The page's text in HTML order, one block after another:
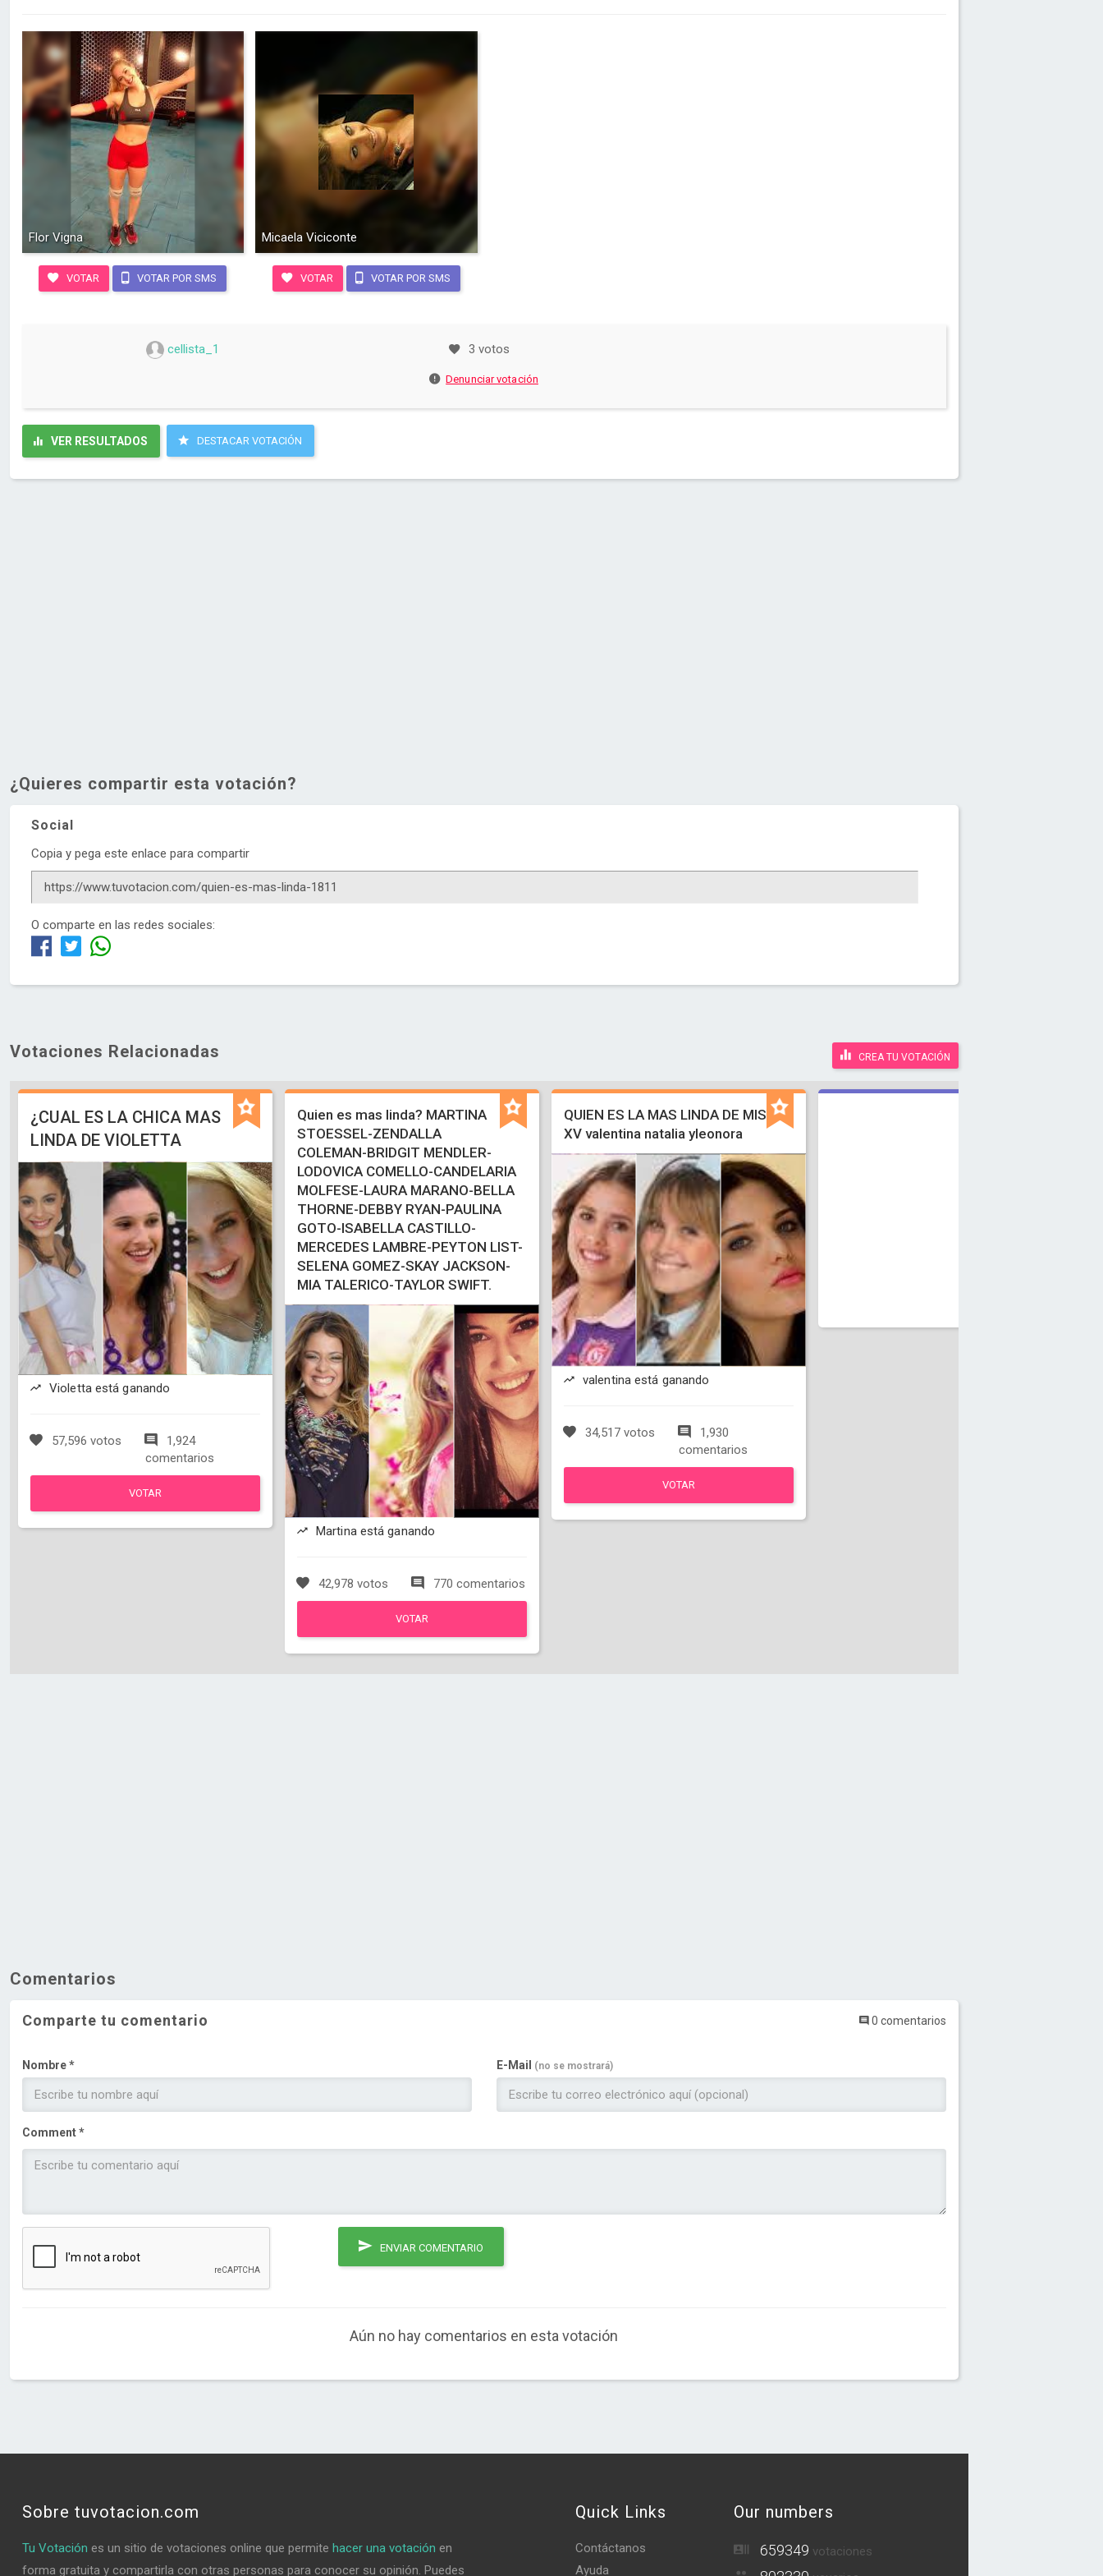
Flor Vigna
VOTAR VOTAR POR SMS
Micaela Viciconte
VOTAR VOTAR POR SMS
cellista_1 3 votos
Denunciar votación
VER RESULTADOS DESTACAR VOTACIÓN
¿Quieres compartir esta votación?
Social
Copia y pega este enlace para compartir
O comparte en las redes sociales:
Votaciones Relacionadas CREA TU VOTACIÓN
¿CUAL ES LA CHICA MAS
LINDA DE VIOLETTA
Violetta está ganando
57,596 votos
1,924
comentarios
VOTAR
Quien es mas linda? MARTINA
STOESSEL-ZENDALLA
COLEMAN-BRIDGIT MENDLER-
LODOVICA COMELLO-CANDELARIA
MOLFESE-LAURA MARANO-BELLA
THORNE-DEBBY RYAN-PAULINA
GOTO-ISABELLA CASTILLO-
MERCEDES LAMBRE-PEYTON LIST-
SELENA GOMEZ-SKAY JACKSON-
MIA TALERICO-TAYLOR SWIFT.
Martina está ganando
42,978 votos 770 comentarios
VOTAR
QUIEN ES LA MAS LINDA DE MIS
XV valentina natalia yleonora
valentina está ganando
34,517 votos
1,930
comentarios
VOTAR
Comentarios
Comparte tu comentario 0 comentarios
Nombre * E-Mail (no se mostrará)
Comment *
ENVIAR COMENTARIO
Aún no hay comentarios en esta votación
Sobre tuvotacion.com
Tu Votación es un sitio de votaciones online que permite hacer una votación en
forma gratuita y compartirla con otras personas para conocer su opinión. Puedes
Quick Links
Contáctanos
Ayuda
Our numbers
659349 votaciones